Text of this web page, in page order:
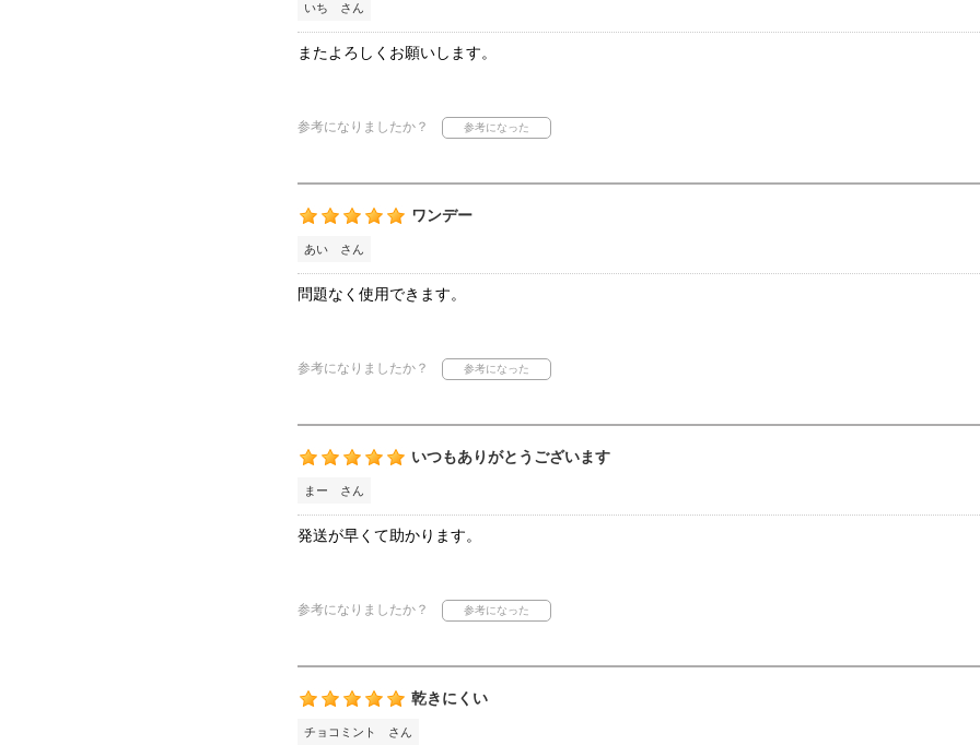
いち さん
またよろしくお願いします。
参考になりましたか？
ワンデー
あい さん
問題なく使用できます。
参考になりましたか？
いつもありがとうございます
まー さん
発送が早くて助かります。
参考になりましたか？
乾きにくい
チョコミント さん